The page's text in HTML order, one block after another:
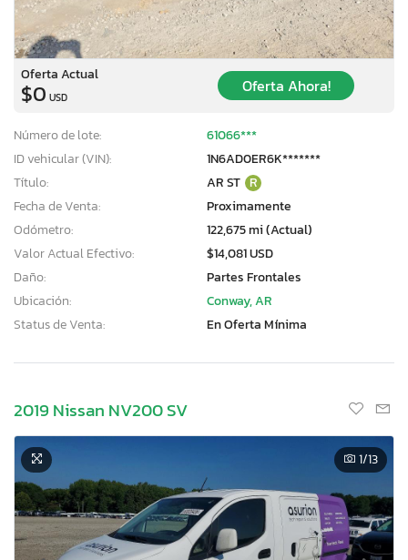
Oferta Actual
$0 USD
Oferta Ahora!
Número de lote:
61066***
ID vehicular (VIN):
1N6AD0ER6K*******
Título:
AR ST R
Fecha de Venta:
Proximamente
Odómetro:
122,675 mi (Actual)
Valor Actual Efectivo:
$14,081 USD
Daño:
Partes Frontales
Ubicación:
Conway, AR
Status de Venta:
En Oferta Mínima
2019 Nissan NV200 SV
1/13